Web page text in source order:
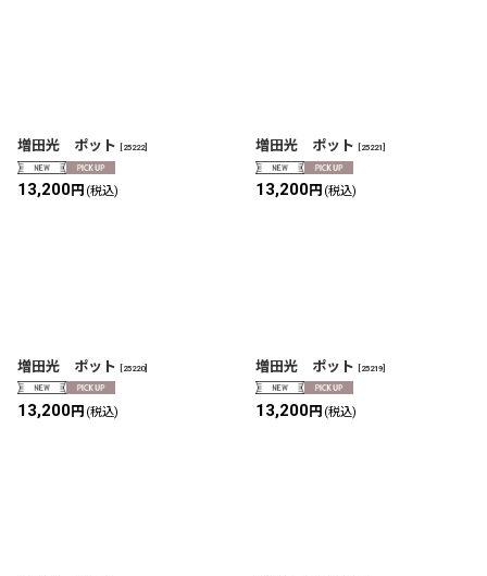
増田光 ポット 25222]
13,200円 (税込)
増田光 ポット 25221
13,200円 (税込)
増田光 ポット [25220]
13,200円 (税込)
増田光 ポット [25219]
13,200円 (税込)